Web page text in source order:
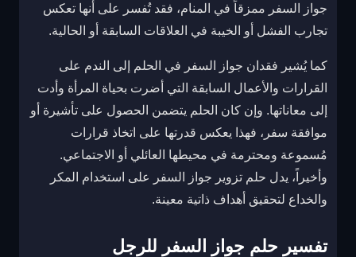
جواز السفر ممزقاً في المنام، فقد تُفسر على أنها تعكس
تجارب الفشل أو الخيبة في العلاقات السابقة أو الحالية.
كما يُشير فقدان جواز السفر في الحلم إلى الندم على
القرارات والأعمال السابقة التي أضرت بحياة المرأة وأدت
إلى معاناتها. وإن كان الحلم يتضمن الحصول على تأشيرة أو
موافقة سفر، فهذا يعكس قدرتها على اتخاذ قرارات
مُسموعة ومحترمة في محيطها العائلي أو الاجتماعي.
وأخيراً، يدل حلم تزوير جواز السفر على استخدام المكر
والخداع لتحقيق أهداف ذاتية معينة.
تفسير حلم جواز السفر للرجل